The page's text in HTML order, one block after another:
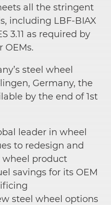
all the stringent
including LBF-BIAX
3.11 as required by
OEMs.
steel wheel
Germany, the
by the end of 1st
leader in wheel
to redesign and
product
savings for its OEM
steel wheel options